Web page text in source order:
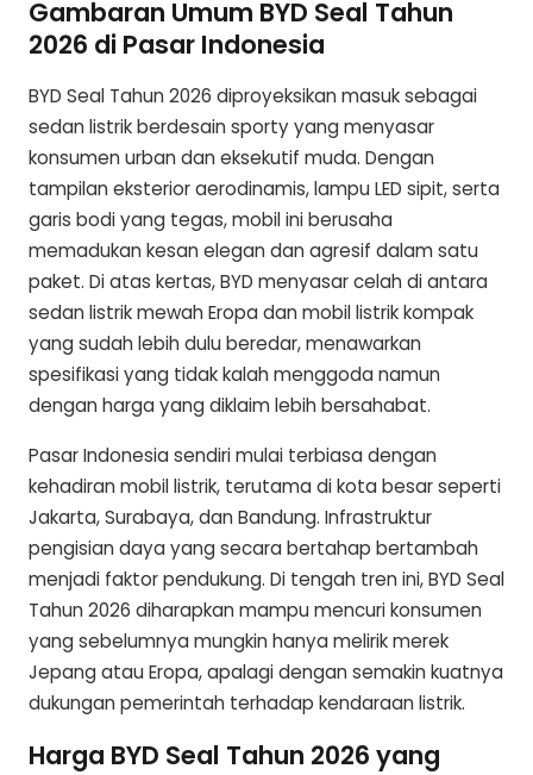
Gambaran Umum BYD Seal Tahun
2026 di Pasar Indonesia
BYD Seal Tahun 2026 diproyeksikan masuk sebagai
sedan listrik berdesain sporty yang menyasar
konsumen urban dan eksekutif muda. Dengan
tampilan eksterior aerodinamis, lampu LED sipit, serta
garis bodi yang tegas, mobil ini berusaha
memadukan kesan elegan dan agresif dalam satu
paket. Di atas kertas, BYD menyasar celah di antara
sedan listrik mewah Eropa dan mobil listrik kompak
yang sudah lebih dulu beredar, menawarkan
spesifikasi yang tidak kalah menggoda namun
dengan harga yang diklaim lebih bersahabat.
Pasar Indonesia sendiri mulai terbiasa dengan
kehadiran mobil listrik, terutama di kota besar seperti
Jakarta, Surabaya, dan Bandung. Infrastruktur
pengisian daya yang secara bertahap bertambah
menjadi faktor pendukung. Di tengah tren ini, BYD Seal
Tahun 2026 diharapkan mampu mencuri konsumen
yang sebelumnya mungkin hanya melirik merek
Jepang atau Eropa, apalagi dengan semakin kuatnya
dukungan pemerintah terhadap kendaraan listrik.
Harga BYD Seal Tahun 2026 yang